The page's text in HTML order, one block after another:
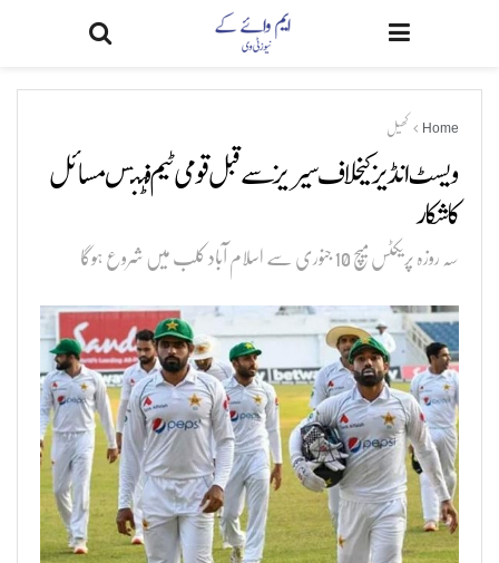
Home کھیل
ویسٹ انڈیز کیخلاف سیریز سے قبل قومی ٹیم فٹنس مسائل
کا شکار
سہ روزہ پریکٹس میچ 10 جنوری سے اسلام آباد کلب میں شروع ہوگا